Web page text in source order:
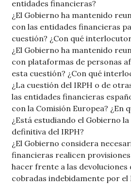
entidades financieras?
¿El Gobierno ha mantenido
con las entidades financieras
cuestión? ¿Con qué
¿El Gobierno ha mantenido
con plataformas de personas
esta cuestión? ¿Con qué
¿La cuestión del IRPH o de
las entidades financieras
con la Comisión Europea? ¿En
¿Está estudiando el Gobierno
definitiva del IRPH?
¿El Gobierno considera
financieras realicen
hacer frente a las devoluciones
cobradas indebidamente por el